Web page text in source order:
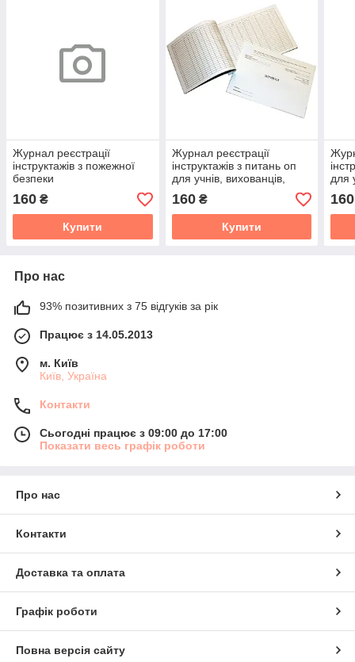
Журнал реєстрації
інструктажів з пожежної
безпеки
160 ₴
Купити
Журнал реєстрації
інструктажів з питань оп
для учнів, вихованців,
студентів
160₴
Купити
для
160
Про нас
93% позитивних з 75 відгуків за рік
Працює з 14.05.2013
м. Київ
Київ, Україна
Контакти
Сьогодні працює з 09:00 до 17:00
Показати весь графік роботи
Про нас
Контакти
Доставка та оплата
Графік роботи
Повна версія сайту